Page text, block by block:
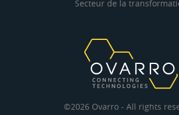
Secteur de la
©2026 Ovarro - All rights